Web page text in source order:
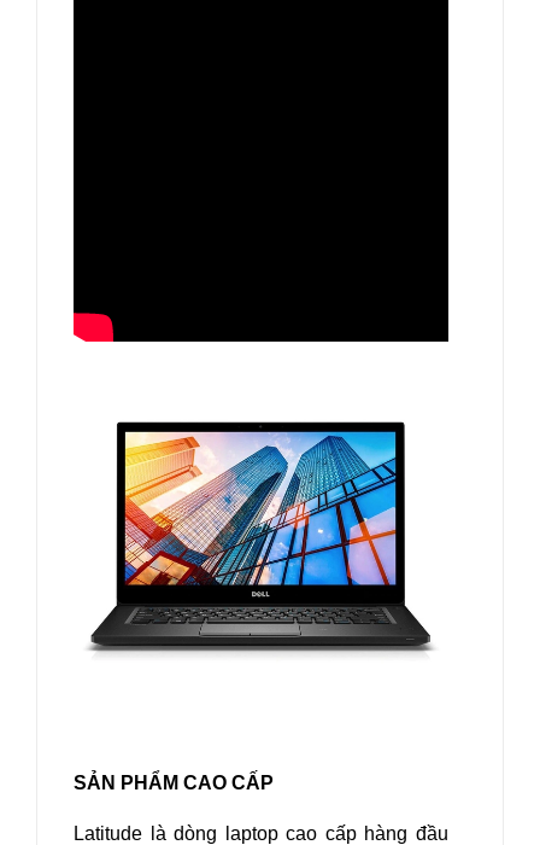
SẢN PHẨM CAO CẤP
Latitude là dòng laptop cao cấp hàng đầu